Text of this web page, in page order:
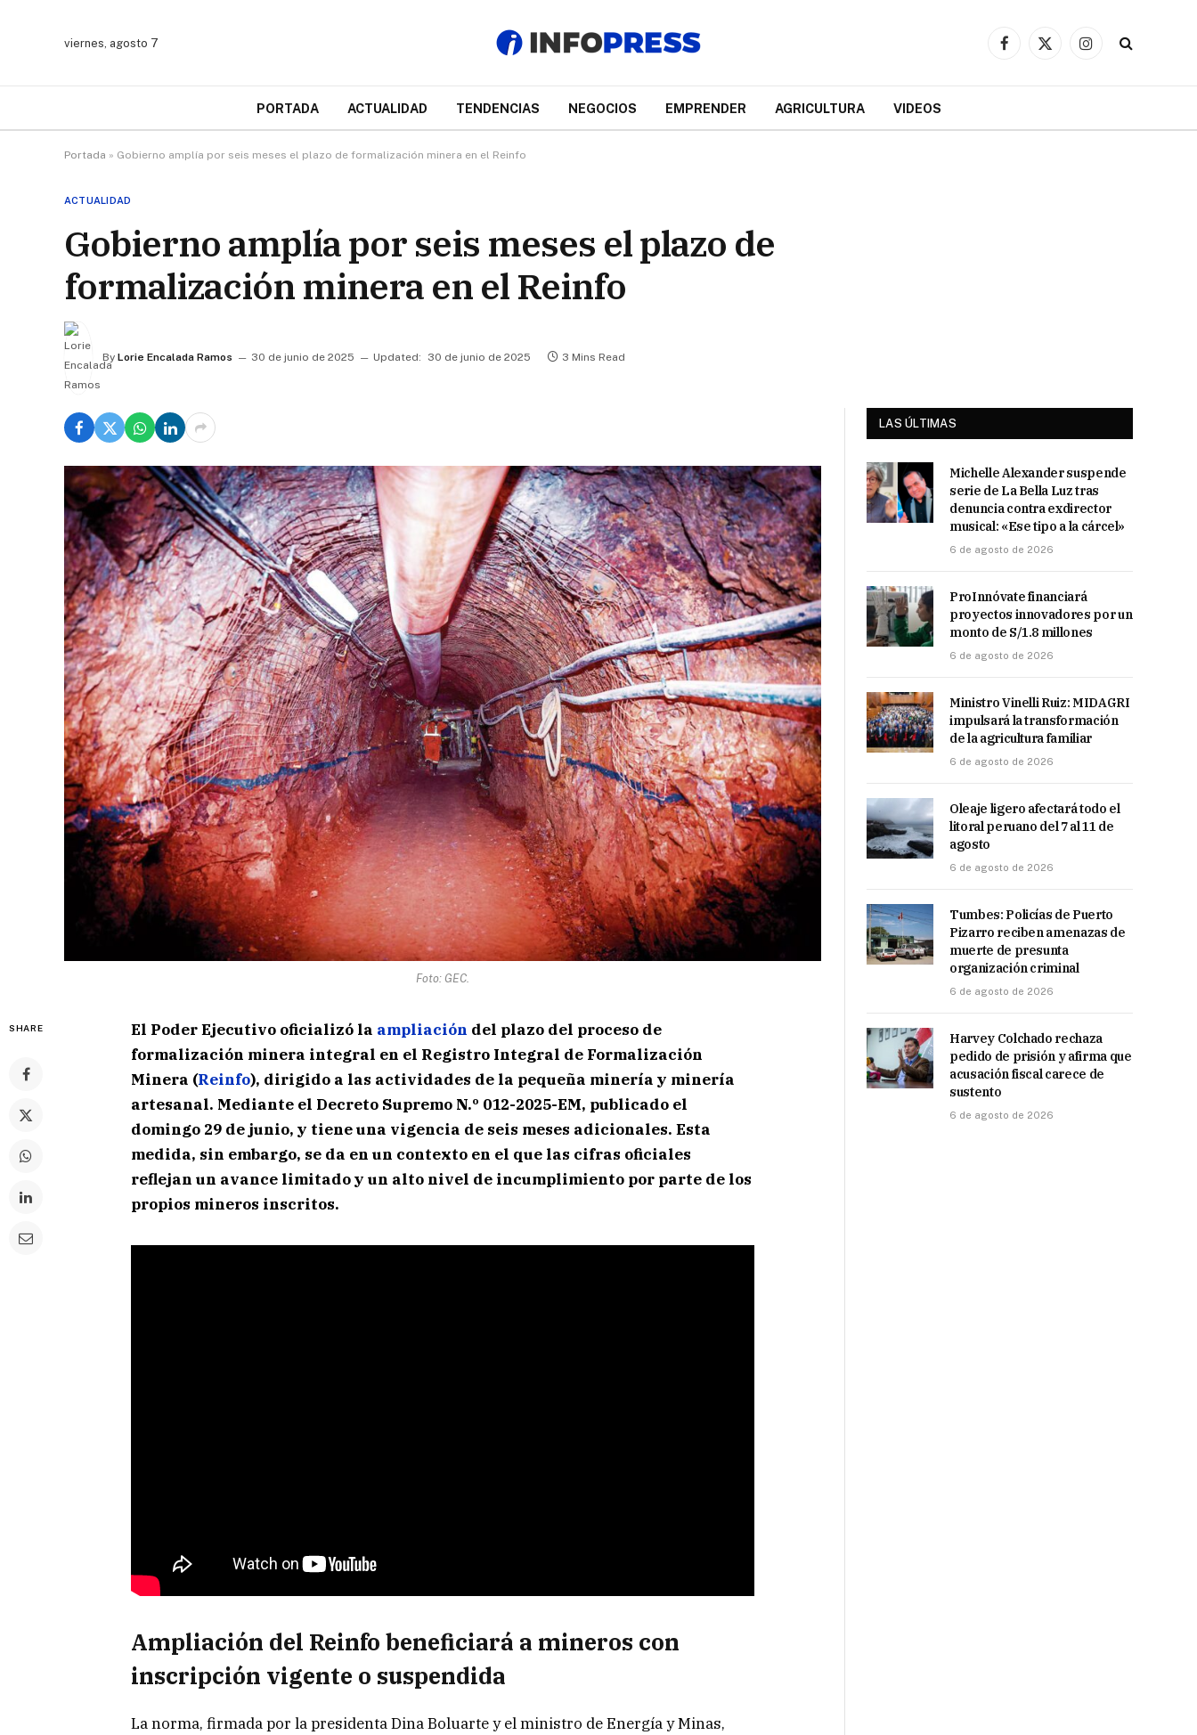
viernes, agosto 7
Facebook
X
Instagram
PORTADA ACTUALIDAD TENDENCIAS NEGOCIOS EMPRENDER AGRICULTURA VIDEOS
Portada » Gobierno amplía por seis meses el plazo de formalización minera en el Reinfo
ACTUALIDAD
Gobierno amplía por seis meses el plazo de
formalización minera en el Reinfo
By Lorie Encalada Ramos 30 de junio de 2025 Updated: 30 de junio de 2025 3 Mins Read
Foto: GEC.
SHARE El Poder Ejecutivo oficializó la ampliación del plazo del proceso de
formalización minera integral en el Registro Integral de Formalización
Minera (Reinfo), dirigido a las actividades de la pequeña minería y minería
artesanal. Mediante el Decreto Supremo N.º 012-2025-EM, publicado el
domingo 29 de junio, y tiene una vigencia de seis meses adicionales. Esta
medida, sin embargo, se da en un contexto en el que las cifras oficiales
reflejan un avance limitado y un alto nivel de incumplimiento por parte de los
propios mineros inscritos.
Ampliación del Reinfo beneficiará a mineros con
inscripción vigente o suspendida
La norma, firmada por la presidenta Dina Boluarte y el ministro de Energía y Minas,
LAS ÚLTIMAS
Michelle Alexander suspende
serie de La Bella Luz tras
denuncia contra exdirector
musical: «Ese tipo a la cárcel»
6 de agosto de 2026
ProInnóvate financiará
proyectos innovadores por un
monto de S/1.8 millones
6 de agosto de 2026
Ministro Vinelli Ruiz: MIDAGRI
impulsará la transformación
de la agricultura familiar
6 de agosto de 2026
Oleaje ligero afectará todo el
litoral peruano del 7 al 11 de
agosto
6 de agosto de 2026
Tumbes: Policías de Puerto
Pizarro reciben amenazas de
muerte de presunta
organización criminal
6 de agosto de 2026
Harvey Colchado rechaza
pedido de prisión y afirma que
acusación fiscal carece de
sustento
6 de agosto de 2026